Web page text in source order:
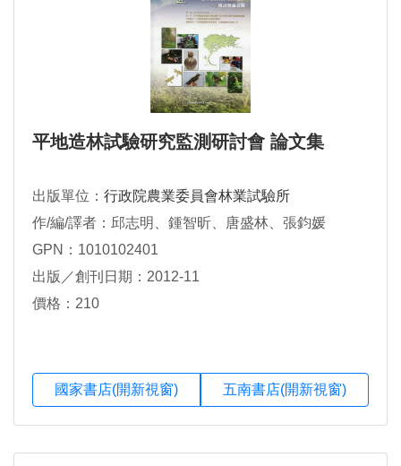
平地造林試驗研究監測研討會 論文集
出版單位： 行政院農業委員會林業試驗所
作/編/譯者：邱志明、鍾智昕、唐盛林、張鈞媛
GPN：1010102401
出版／創刊日期：2012-11
價格：210
國家書店(開新視窗) 五南書店(開新視窗)